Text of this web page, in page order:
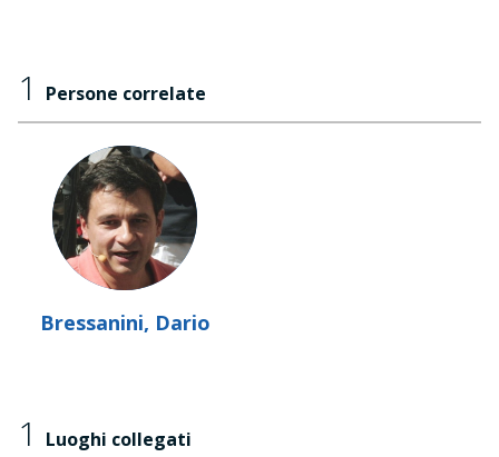
1 Persone correlate
Bressanini, Dario
1 Luoghi collegati